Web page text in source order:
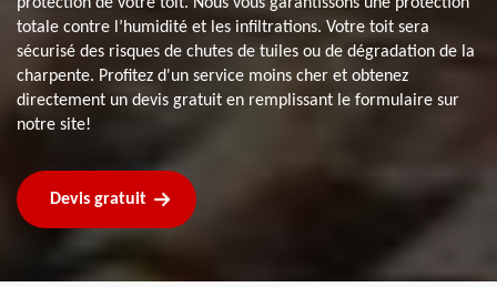
totale contre l’humidité et les infiltrations. Votre toit sera
sécurisé des risques de chutes de tuiles ou de dégradation de la
charpente. Profitez d'un service moins cher et obtenez
directement un devis gratuit en remplissant le formulaire sur
notre site!
Devis gratuit